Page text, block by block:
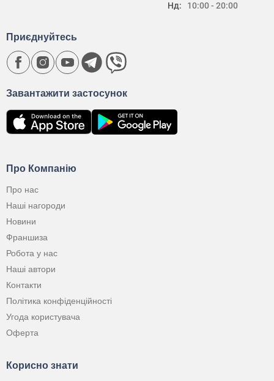
Нд:
10:00 - 20:00
Про Компанію
Про нас
Наші нагороди
Новини
Франшиза
Робота у нас
Наші автори
Контакти
Політика конфіденційності
Угода користувача
Оферта
Корисно знати
Завантажити застосунок
Приєднуйтесь